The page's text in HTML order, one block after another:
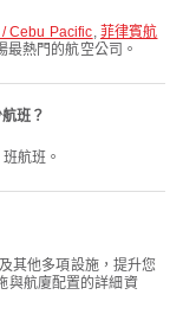
Cebu Pacific, 菲律賓航
最熱門的航空公司。
班？
航班。
與航廈配置的詳細資